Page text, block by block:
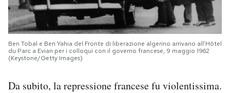
Ben Tobal e Ben Yahia del Fronte di liberazione algerino arrivano all’Hôtel
du Parc a Evian per i colloqui con il governo francese, 9 maggio 1962
(Keystone/Getty Images)
Da subito, la repressione francese fu violentissima.